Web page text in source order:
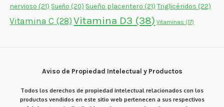
nervioso (21) Sueño (20) Sueño placentero (21) Triglicéridos (22)
Vitamina C (28) Vitamina D3 (38) Vitaminas (17)
Aviso de Propiedad Intelectual y Productos
Todos los derechos de propiedad intelectual relacionados con los
productos vendidos en este sitio web pertenecen a sus respectivos